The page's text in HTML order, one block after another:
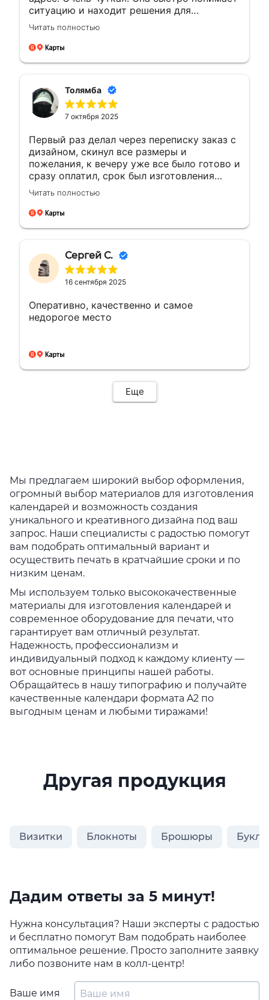
ситуацию и находит решения для
возникающих вопросов.Это заслуживает
уважения. Будущие компании с такими
сотрудниками всегда на высоте будут
Читать полностью
Толямба
7 октября 2025
Первый раз делал через переписку заказ с
дизайном, скинул все размеры и
пожелания, к вечеру уже все было готово и
сразу оплатил, срок был изготовления
большею...а сделали раньше на день, сразу
доехал и забрал, и отказалось что
самовывоз очень рядом с домом, был
обращаться ещё ! 🤝👍🏼🙌🏼
Читать полностью
Сергей С.
16 сентября 2025
Оперативно, качественно и самое
недорогое место
Еще
Мы предлагаем широкий выбор оформления,
огромный выбор материалов для изготовления
календарей и возможность создания
уникального и креативного дизайна под ваш
запрос. Наши специалисты с радостью помогут
вам подобрать оптимальный вариант и
осуществить печать в кратчайшие сроки и по
низким ценам.
Мы используем только высококачественные
материалы для изготовления календарей и
современное оборудование для печати, что
гарантирует вам отличный результат.
Надежность, профессионализм и
индивидуальный подход к каждому клиенту —
вот основные принципы нашей работы.
Обращайтесь в нашу типографию и получайте
качественные календари формата A2 по
выгодным ценам и любыми тиражами!
Другая продукция
Визитки Блокноты Брошюры
Дадим ответы за 5 минут!
Нужна консультация? Наши эксперты с радостью
и бесплатно помогут Вам подобрать наиболее
оптимальное решение. Просто заполните заявку
либо позвоните нам в колл-центр!
Ваше имя